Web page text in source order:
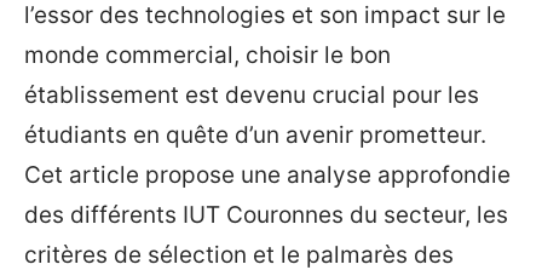
l’essor des technologies et son impact sur le
monde commercial, choisir le bon
établissement est devenu crucial pour les
étudiants en quête d’un avenir prometteur.
Cet article propose une analyse approfondie
des différents IUT Couronnes du secteur, les
critères de sélection et le palmarès des